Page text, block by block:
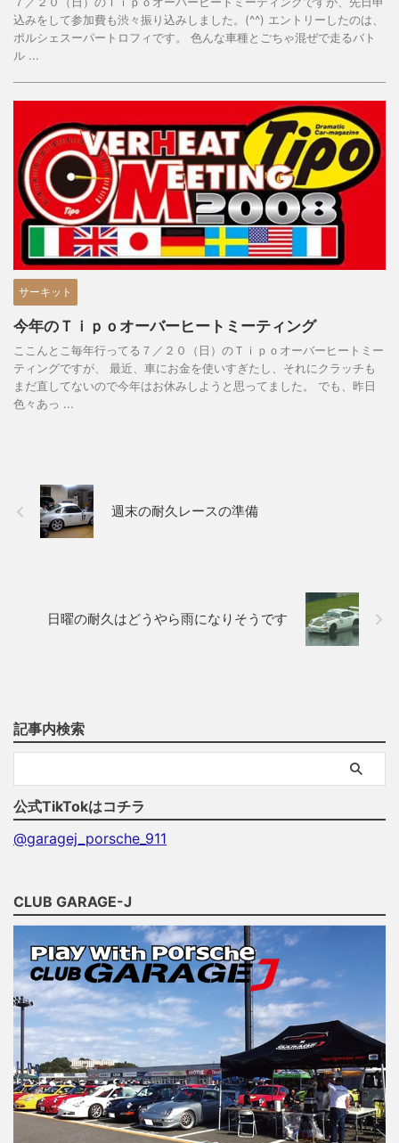
込みをして参加費も渋々振り込みしました。(^^) エントリーしたのは、
ポルシェスーパートロフィです。 色んな車種とごちゃ混ぜで走るバト
ル ...
サーキット
今年のＴｉｐｏオーバーヒートミーティング
ここんとこ毎年行ってる７／２０（日）のＴｉｐｏオーバーヒートミー
ティングですが、 最近、車にお金を使いすぎたし、それにクラッチも
まだ直してないので今年はお休みしようと思ってました。 でも、昨日
色々あっ ...
週末の耐久レースの準備
日曜の耐久はどうやら雨になりそうです
記事内検索
公式TikTokはコチラ
@garagej_porsche_911
CLUB GARAGE-J